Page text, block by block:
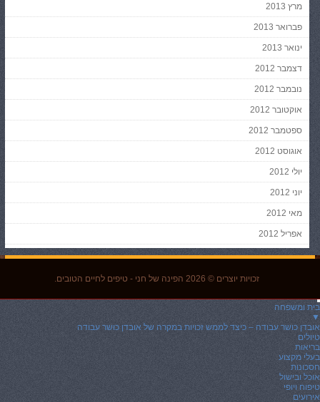
מרץ 2013
פברואר 2013
ינואר 2013
דצמבר 2012
נובמבר 2012
אוקטובר 2012
ספטמבר 2012
אוגוסט 2012
יולי 2012
יוני 2012
מאי 2012
אפריל 2012
זכויות יוצרים © 2026 הפינה של חני - טיפים לחיים הטובים.
בית ומשפחה
▼
אובדן כושר עבודה – כיצד לממש זכויות במקרה של אובדן כושר עבודה
טיולים
בריאות
בעלי מקצוע
חסכונות
אוכל ובישול
טיפוח ויופי
אירועים